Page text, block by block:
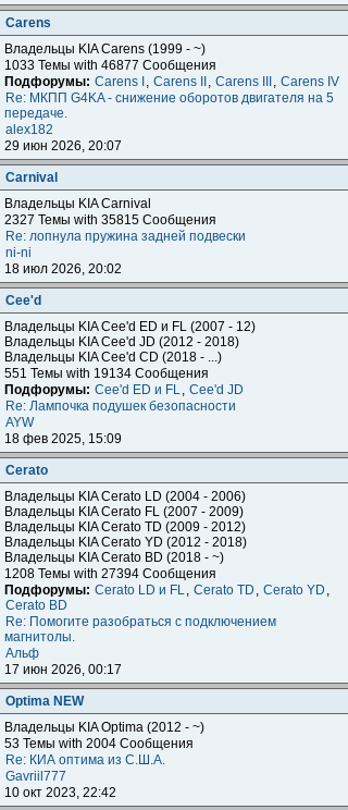
Carens
Владельцы KIA Carens (1999 - ~)
1033 Темы with 46877 Сообщения
Подфорумы: Carens I , Carens II , Carens III , Carens IV
Re: МКПП G4KA - снижение оборотов двигателя на 5
передаче.
alex182
29 июн 2026, 20:07
Carnival
Владельцы KIA Carnival
2327 Темы with 35815 Сообщения
Re: лопнула пружина задней подвески
ni-ni
18 июл 2026, 20:02
Cee'd
Владельцы KIA Cee'd ED и FL (2007 - 12)
Владельцы KIA Cee'd JD (2012 - 2018)
Владельцы KIA Cee'd CD (2018 - ...)
551 Темы with 19134 Сообщения
Подфорумы: Cee'd ED и FL, Cee'd JD
Re: Лампочка подушек безопасности
AYW
18 фев 2025, 15:09
Cerato
Владельцы KIA Cerato LD (2004 - 2006)
Владельцы KIA Cerato FL (2007 - 2009)
Владельцы KIA Cerato TD (2009 - 2012)
Владельцы KIA Cerato YD (2012 - 2018)
Владельцы KIA Cerato BD (2018 - ~)
1208 Темы with 27394 Сообщения
Подфорумы: Cerato LD и FL, Cerato TD , Cerato YD ,
Cerato BD
Re: Помогите разобраться с подключением
магнитолы.
Альф
17 июн 2026, 00:17
Optima NEW
Владельцы KIA Optima (2012 - ~)
53 Темы with 2004 Сообщения
Re: КИА оптима из С.Ш.А.
Gavriil777
10 окт 2023, 22:42